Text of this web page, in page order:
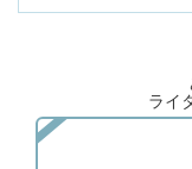
ライ